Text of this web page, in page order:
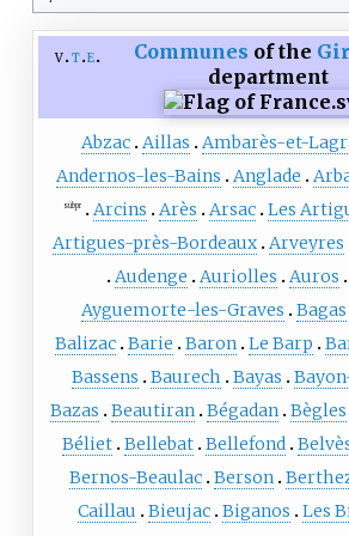
v t e Communes of the
department
Abzac Aillas Ambarès-et-
Andernos-les-Bains
Anglade
subpr Arcins Arès Arsac Les
Artigues-près-Bordeaux Arveyres
Audenge
Auriolles Auros
Ayguemorte-les-Graves
Bagas
Balizac Barie Baron Le Barp
Bassens
Baurech Bayas
Bazas
Beautiran Bégadan Bègles
Béliet Bellebat Bellefond
Bernos-Beaulac Berson
Caillau
Bieujac Biganos Les